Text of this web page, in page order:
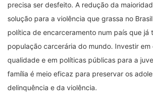
precisa ser desfeito. A redução da
solução para a violência que grassa no
política de encarceramento num país que já
população carcerária do mundo. Investir
qualidade e em políticas públicas para a
família é meio eficaz para preservar os
delinquência e da violência.